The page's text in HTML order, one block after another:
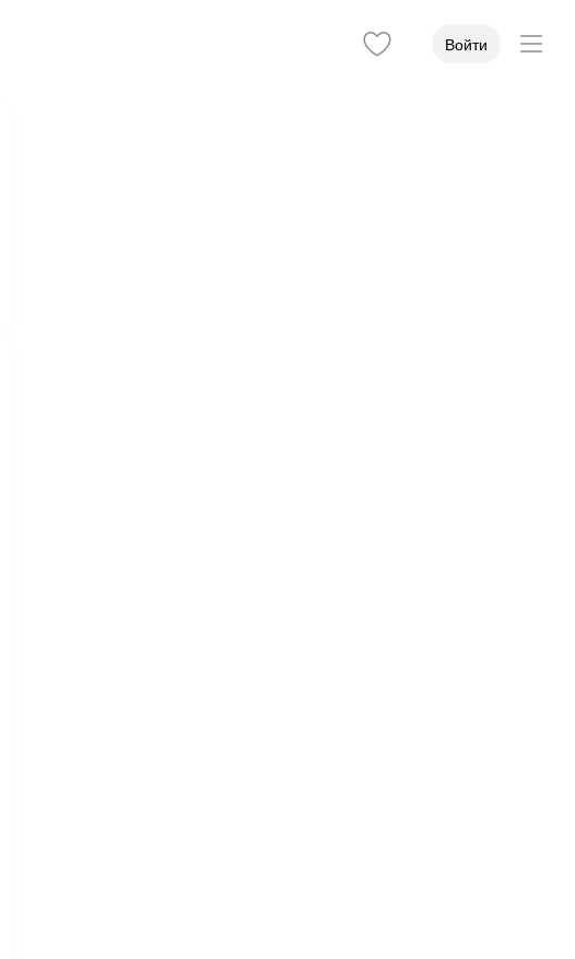
Войти